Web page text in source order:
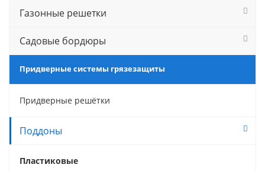
Газонные решетки
Садовые бордюры
Придверные системы грязезащиты
Придверные решётки
Поддоны
Пластиковые